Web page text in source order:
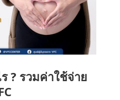
? รวมค่าใช้จ่าย